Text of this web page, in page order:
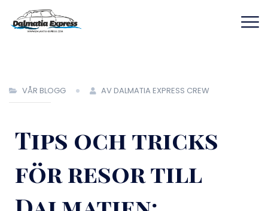
VÅR BLOGG AV DALMATIA EXPRESS CREW
Tips och tricks
för resor till